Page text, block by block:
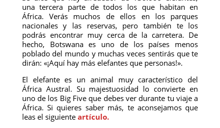
una tercera parte de todos los que habitan en
África. Verás muchos de ellos en los parques
nacionales y las reservas, pero también te los
podrás encontrar muy cerca de la carretera. De
hecho, Botswana es uno de los países menos
poblado del mundo y muchas veces sentirás que te
dirán: «¡Aquí hay más elefantes que personas!».
El elefante es un animal muy característico del
África Austral. Su majestuosidad lo convierte en
uno de los Big Five que debes ver durante tu viaje a
África. Si quieres saber más, te aconsejamos que
leas el siguiente artículo.